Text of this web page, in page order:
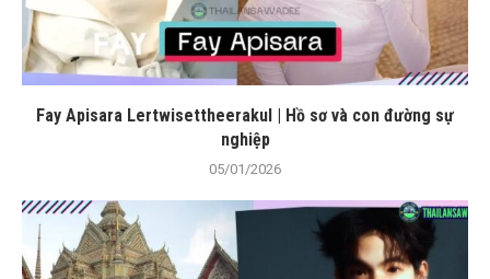
Fay Apisara Lertwisettheerakul | Hồ sơ và con đường sự
nghiệp
05/01/2026